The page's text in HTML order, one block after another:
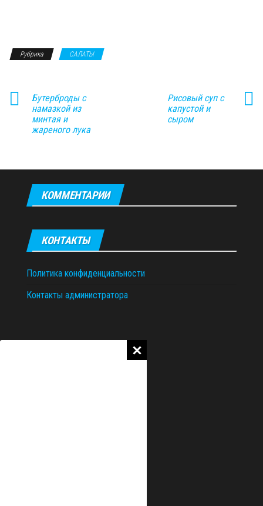
Рубрика САЛАТЫ
Бутерброды с
намазкой из
минтая и
жареного лука
Рисовый суп с
капустой и
сыром
КОММЕНТАРИИ
КОНТАКТЫ
Политика конфиденциальности
Контакты администратора